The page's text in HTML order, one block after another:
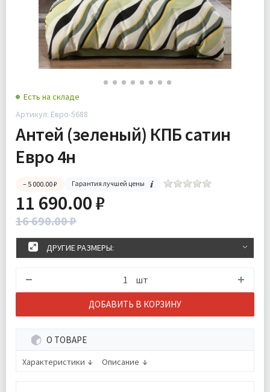
Есть на складе
Артикул: Евро-5688
Антей (зеленый) КПБ сатин
Евро 4н
– 5 000.00 ₽ Гарантия лучшей цены
11 690.00 ₽
16 690.00 ₽
ДРУГИЕ РАЗМЕРЫ:
шт
ДОБАВИТЬ В КОРЗИНУ
О ТОВАРЕ
Характеристики Описание